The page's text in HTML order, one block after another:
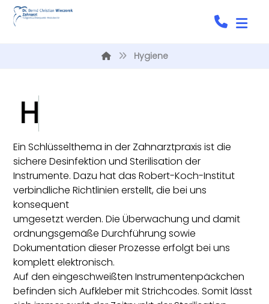
Hygiene
H
Ein Schlüsselthema in der Zahnarztpraxis ist die
sichere Desinfektion und Sterilisation der
Instrumente. Dazu hat das Robert-Koch-Institut
verbindliche Richtlinien erstellt, die bei uns
konsequent
umgesetzt werden. Die Überwachung und damit
ordnungsgemäße Durchführung sowie
Dokumentation dieser Prozesse erfolgt bei uns
komplett elektronisch.
Auf den eingeschweißten Instrumentenpäckchen
befinden sich Aufkleber mit Strichcodes. Somit lässt